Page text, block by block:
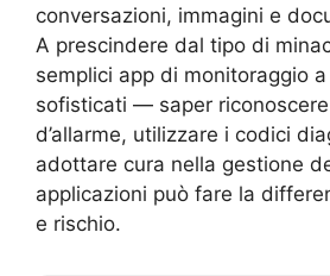
conversazioni, immagini e
A prescindere dal tipo di
semplici app di monitoraggio
sofisticati — saper
d’allarme, utilizzare i codici
adottare cura nella gestione
applicazioni può fare la
e rischio.